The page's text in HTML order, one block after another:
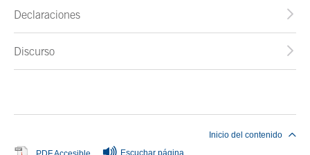
Declaraciones
Discurso
Se abre en ventana nueva
Escuchar página
Inicio del contenido